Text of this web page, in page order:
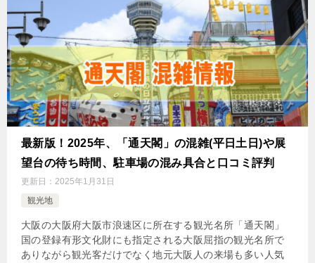
最新版！2025年、「通天閣」の混雑(平日土日)や展
望台の待ち時間、駐車場の混み具合と口コミ評判
更新日： 2025年1月31日
観光地
大阪の大阪府大阪市浪速区に所在する観光名所「通天閣」
国の登録有形文化財にも指定される大阪屈指の観光名所で
ありながら観光客だけでなく地元大阪人の来場も多い人気